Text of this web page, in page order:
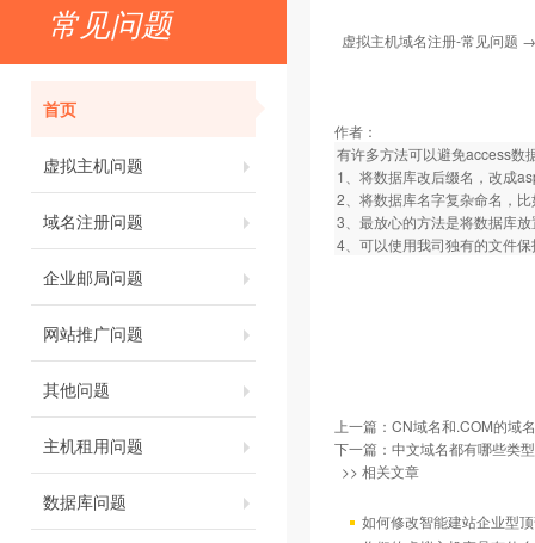
常见问题
首页
虚拟主机问题
域名注册问题
企业邮局问题
网站推广问题
其他问题
主机租用问题
数据库问题
虚拟主机域名注册-常见问题
作者：
有许多方法可以避免access数
1、将数据库改后缀名，改成
2、将数据库名字复杂命名，
3、最放心的方法是将数据库
4、可以使用我司独有的文件
上一篇： CN域名和.COM的域
下一篇： 中文域名都有哪些类
>> 相关文章
如何修改智能建站企业型